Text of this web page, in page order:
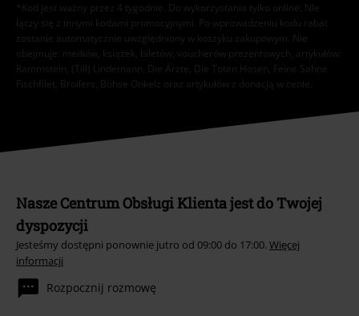
*Kod jest ważny przez 4 tygodnie. Do wykorzystania tylko online. NIe
łączy się z innymi kodami promocyjnymi. Po wprowadzeniu kodu rabat
zostanie automatycznie uwzględniony w koszyku zakupowym. Nie
obejmuje: mediów, książek, biletów, voucherów prezentowych, artykułów:
Rammstein, (Till) Lindemann, Die Ärzte, Die Toten Hosen, Feine Sahne
Fischfilet, Broilers, Böhse Onkelz oraz artykułów z donacją w cenie.
Nasze Centrum Obsługi Klienta jest do Twojej
dyspozycji
Jesteśmy dostępni ponownie jutro od 09:00 do 17:00. Więcej
informacji
Rozpocznij rozmowę